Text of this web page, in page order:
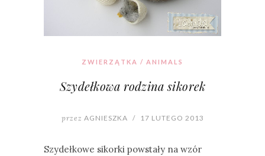
ZWIERZĄTKA / ANIMALS
Szydełkowa rodzina sikorek
przez AGNIESZKA / 17 LUTEGO 2013
Szydełkowe sikorki powstały na wzór